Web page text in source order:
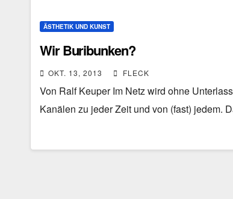
ÄSTHETIK UND KUNST
Wir Buribunken?
OKT. 13, 2013 FLECK
Von Ralf Keuper Im Netz wird ohne
Kanälen zu jeder Zeit und von (fast) jedem.